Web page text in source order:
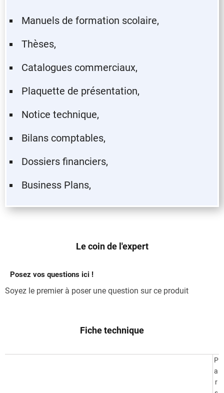
Manuels de formation scolaire,
Thèses,
Catalogues commerciaux,
Plaquette de présentation,
Notice technique,
Bilans comptables,
Dossiers financiers,
Business Plans,
Le coin de l'expert
Posez vos questions ici !
Soyez le premier à poser une question sur ce produit
Fiche technique
P
a
r